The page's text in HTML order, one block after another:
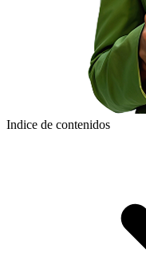
Indice de contenidos